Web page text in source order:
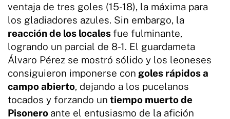
ventaja de tres goles (15-18), la máxima para
los gladiadores azules. Sin embargo, la
reacción de los localesfue fulminante,
logrando un parcial de 8-1. El guardameta
Álvaro Pérez se mostró sólido y los leoneses
consiguieron imponerse con goles rápidos a
campo abierto, dejando a los pucelanos
tocados y forzando un tiempo muerto de
Pisonero ante el entusiasmo de la afición